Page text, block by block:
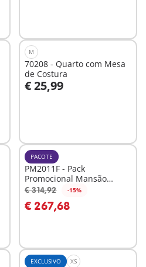
M
70208 - Quarto com Mesa
de Costura
€ 25,99
Ao carrinho
PACOTE
PM2011F - Pack
Promocional Mansão
Moderna de Luxo XXL
€ 314,92 -15%
€ 267,68
EXCLUSIVO XS